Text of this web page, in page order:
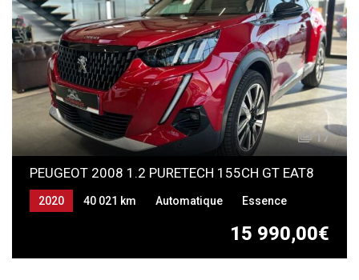
17
PEUGEOT 2008 1.2 PURETECH 155CH GT EAT8
15 990,00€
2020 40 021 km Automatique Essence